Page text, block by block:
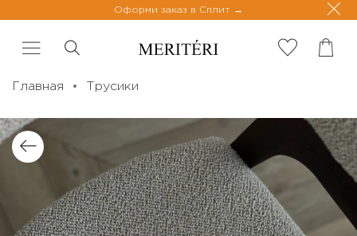
Оформи заказ в Сплит
Главная Трусики